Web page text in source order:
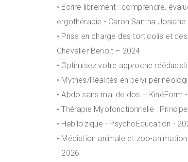
• Ecrire librement : comprendre,
ergothérapie - Caron Santha
• Prise en charge des torticolis et
Chevalier Benoit – 2024
• Optimisez votre approche
• Mythes/Réalités en pelvi-
• Abdo sans mal de dos – KinéForm
• Thérapie Myofonctionnelle :
• Habilo'zique - PsychoEducation -
• Médiation animale et zoo-
- 2026